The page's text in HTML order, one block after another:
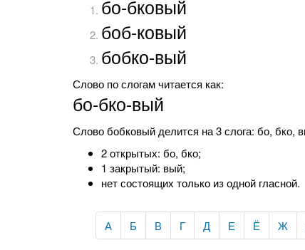
бо-бковый
боб-ковый
бобко-вый
Слово по слогам читается как:
бо-бко-вый
Слово бобковый делится на 3 слога: бо, бко,
2 открытых: бо, бко;
1 закрытый: вый;
нет состоящих только из одной гласной.
А Б В Г Д Е Ё Ж